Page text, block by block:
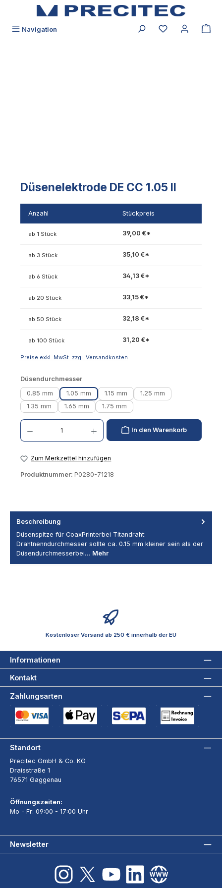
springen
Navigation Du hast 0
Düsenelektrode DE CC 1.05 II
Anzahl Stückpreis
ab 1 Stück 39,00 €*
ab 3 Stück 35,10 €*
ab 6 Stück 34,13 €*
ab 20 Stück 33,15 €*
ab 50 Stück 32,18 €*
ab 100 Stück 31,20 €*
Preise exkl. MwSt. zzgl. Versandkosten
Düsendurchmesserauswählen
0.85 mm
1.05 mm 1.15 mm
1.25 mm
1.35 mm
1.65 mm 1.75 mm
Produkt Anzahl: Gib den gewünschten Wert ein oder benutze die Schaltflächen um
In den Warenkorb
Zum Merkzettel hinzufügen
Produktnummer: P0280-71218
Beschreibung
Düsenspitze für CoaxPrinterbei Titandraht:
Drahtnenndurchmesser sollte ca. 0.15 mm kleiner sein als der
Düsendurchmesserbei… Mehr
Kostenloser Versand ab 250 € innerhalb der EU
Informationen
Kontakt
Zahlungsarten
Standort
Precitec GmbH & Co. KG
Draisstraße 1
76571 Gaggenau
Öffnungszeiten:
Mo - Fr: 09:00 - 17:00 Uhr
Newsletter
Instagram X / TwitterYouTube LinkedIn Website